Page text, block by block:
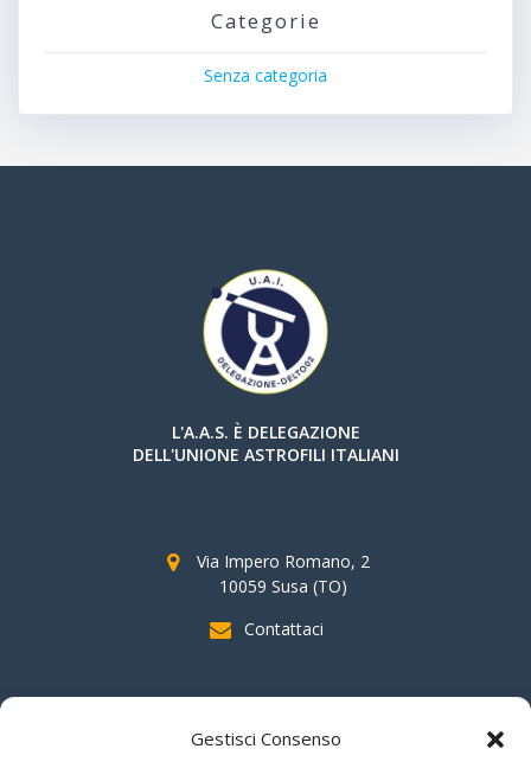
Gestisci Consenso
Categorie
Senza categoria
L'A.A.S. È DELEGAZIONE
DELL'UNIONE ASTROFILI ITALIANI
Via Impero Romano, 2
10059 Susa (TO)
Contattaci
SOSTIENI AAS